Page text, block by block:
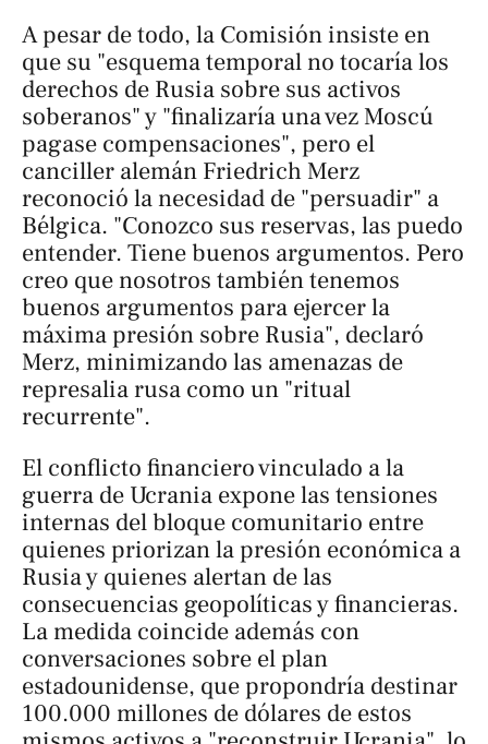
A pesar de todo, la Comisión insiste en
que su "esquema temporal no tocaría los
derechos de Rusia sobre sus activos
soberanos" y "finalizaría una vez Moscú
pagase compensaciones", pero el
canciller alemán Friedrich Merz
reconoció la necesidad de "persuadir" a
Bélgica. "Conozco sus reservas, las puedo
entender. Tiene buenos argumentos. Pero
creo que nosotros también tenemos
buenos argumentos para ejercer la
máxima presión sobre Rusia", declaró
Merz, minimizando las amenazas de
represalia rusa como un "ritual
recurrente".
El conflicto financiero vinculado a la
guerra de Ucrania expone las tensiones
internas del bloque comunitario entre
quienes priorizan la presión económica a
Rusia y quienes alertan de las
consecuencias geopolíticas y financieras.
La medida coincide además con
conversaciones sobre el plan
estadounidense, que propondría destinar
100.000 millones de dólares de estos